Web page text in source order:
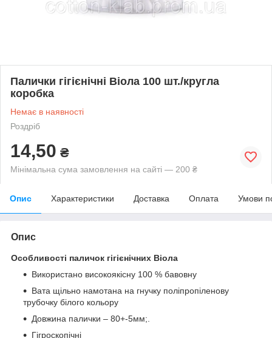
Палички гігієнічні Віола 100 шт./кругла
коробка
Немає в наявності
Роздріб
14,50 ₴
Мінімальна сума замовлення на сайті — 200 ₴
Опис Характеристики Доставка Оплата Умови
Опис
Особливості паличок гігієнічних Віола
Використано високоякісну 100 % бавовну
Вата щільно намотана на гнучку поліпропіленову
трубочку білого кольору
Довжина палички – 80+-5мм;.
Гігроскопічні